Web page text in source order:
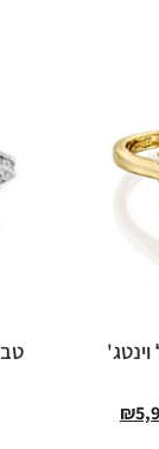
₪